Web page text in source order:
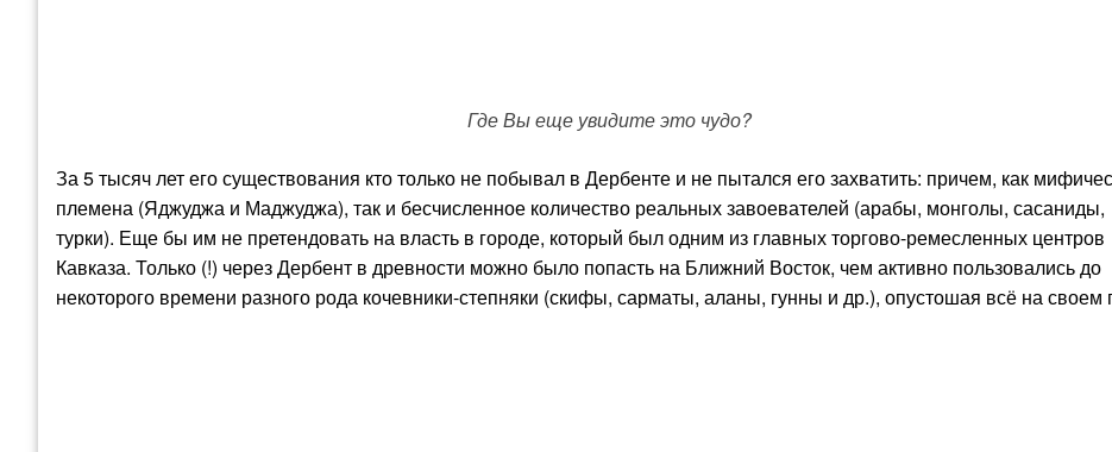
Где Вы еще увидите это чудо?
За 5 тысяч лет его существования кто только не побывал в Дербенте и не пытался его захватить: причем, как
племена (Яджуджа и Маджуджа), так и бесчисленное количество реальных завоевателей (арабы, монголы, сасаниды,
турки). Еще бы им не претендовать на власть в городе, который был одним из главных торгово-ремесленных центров
Кавказа. Только (!) через Дербент в древности можно было попасть на Ближний Восток, чем активно пользовались до
некоторого времени разного рода кочевники-степняки (скифы, сарматы, аланы, гунны и др.), опустошая всё на своем